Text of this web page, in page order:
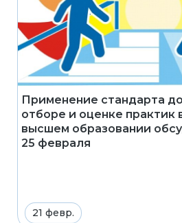
Применение стандарта
отборе и оценке практик
высшем образовании
25 февраля
21 февр.